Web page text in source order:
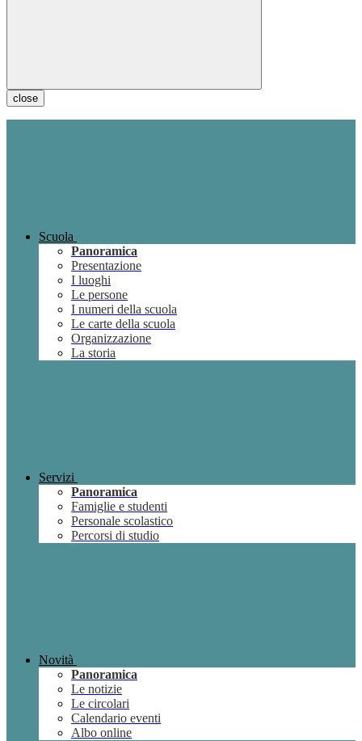
close
Scuola
Panoramica
Presentazione
I luoghi
Le persone
I numeri della scuola
Le carte della scuola
Organizzazione
La storia
Servizi
Panoramica
Famiglie e studenti
Personale scolastico
Percorsi di studio
Novità
Panoramica
Le notizie
Le circolari
Calendario eventi
Albo online